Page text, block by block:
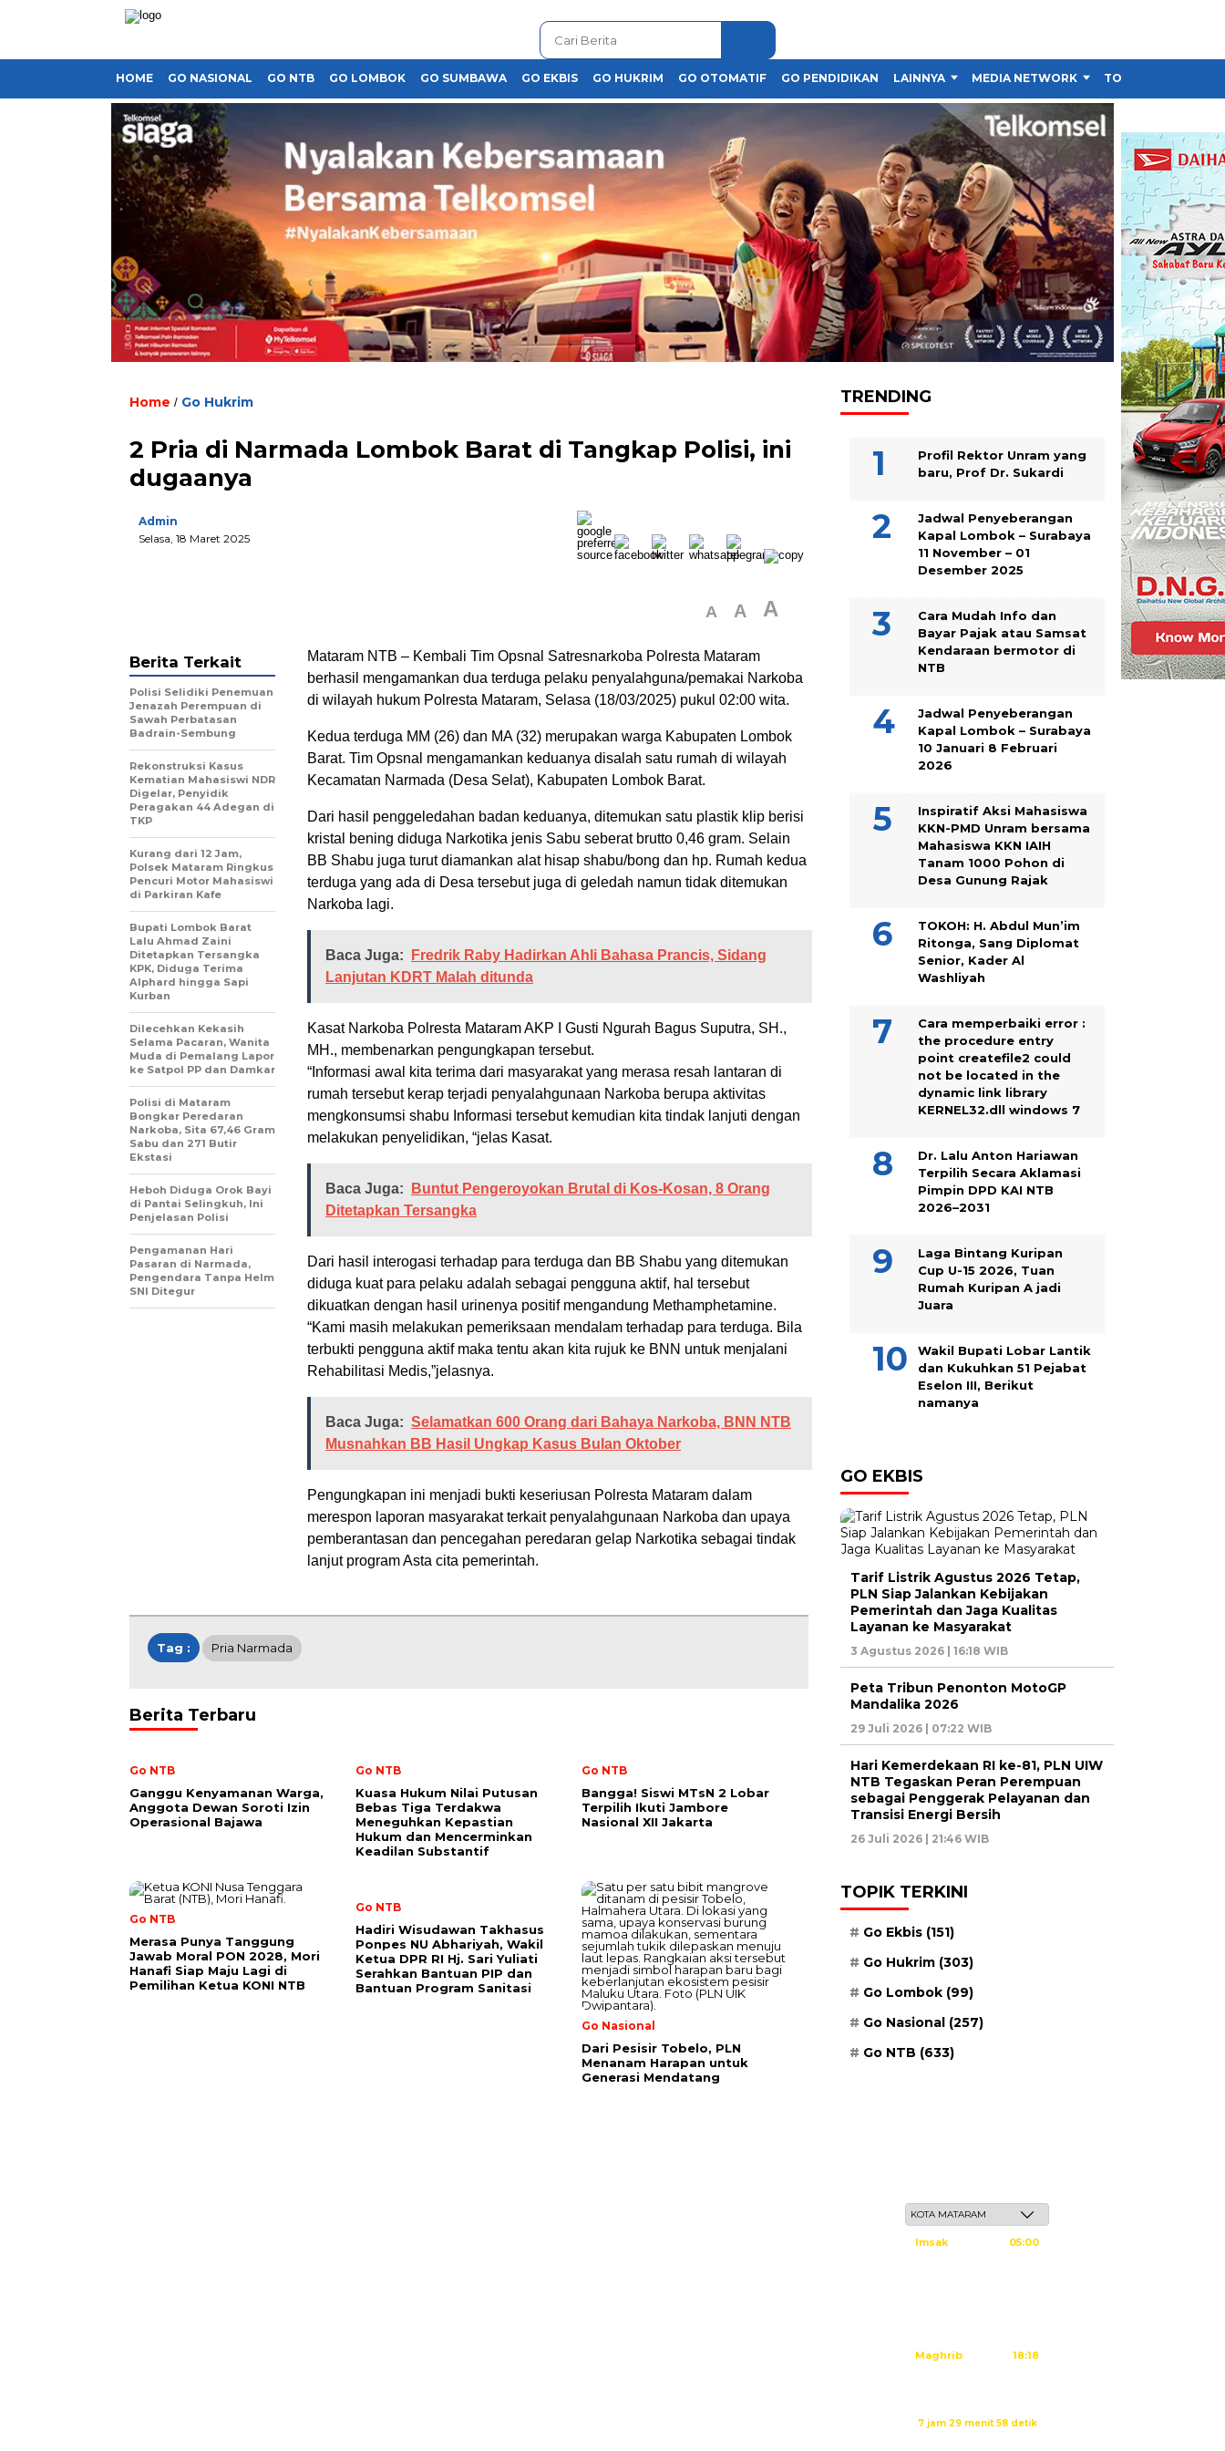
HOME GO NASIONAL GO NTB GO LOMBOK GO SUMBAWA GO EKBIS GO HUKRIM GO OTOMATIF GO PENDIDIKAN LAINNYA MEDIA NETWORK TOKO
Home / Go Hukrim
2 Pria di Narmada Lombok Barat di Tangkap Polisi, ini
dugaanya
Admin
Selasa, 18 Maret 2025
A A A
Mataram NTB – Kembali Tim Opsnal Satresnarkoba Polresta Mataram
berhasil mengamankan dua terduga pelaku penyalahguna/pemakai Narkoba
di wilayah hukum Polresta Mataram, Selasa (18/03/2025) pukul 02:00 wita.
Kedua terduga MM (26) dan MA (32) merupakan warga Kabupaten Lombok
Barat. Tim Opsnal mengamankan keduanya disalah satu rumah di wilayah
Kecamatan Narmada (Desa Selat), Kabupaten Lombok Barat.
Dari hasil penggeledahan badan keduanya, ditemukan satu plastik klip berisi
kristal bening diduga Narkotika jenis Sabu seberat brutto 0,46 gram. Selain
BB Shabu juga turut diamankan alat hisap shabu/bong dan hp. Rumah kedua
terduga yang ada di Desa tersebut juga di geledah namun tidak ditemukan
Narkoba lagi.
Baca Juga:
Fredrik Raby Hadirkan Ahli Bahasa Prancis, Sidang
Lanjutan KDRT Malah ditunda
Kasat Narkoba Polresta Mataram AKP I Gusti Ngurah Bagus Suputra, SH.,
MH., membenarkan pengungkapan tersebut.
“Informasi awal kita terima dari masyarakat yang merasa resah lantaran di
rumah tersebut kerap terjadi penyalahgunaan Narkoba berupa aktivitas
mengkonsumsi shabu Informasi tersebut kemudian kita tindak lanjuti dengan
melakukan penyelidikan, “jelas Kasat.
Baca Juga:
Buntut Pengeroyokan Brutal di Kos-Kosan, 8 Orang
Ditetapkan Tersangka
Dari hasil interogasi terhadap para terduga dan BB Shabu yang ditemukan
diduga kuat para pelaku adalah sebagai pengguna aktif, hal tersebut
dikuatkan dengan hasil urinenya positif mengandung Methamphetamine.
“Kami masih melakukan pemeriksaan mendalam terhadap para terduga. Bila
terbukti pengguna aktif maka tentu akan kita rujuk ke BNN untuk menjalani
Rehabilitasi Medis,”jelasnya.
Baca Juga: Selamatkan 600 Orang dari Bahaya Narkoba, BNN NTB
Musnahkan BB Hasil Ungkap Kasus Bulan Oktober
Pengungkapan ini menjadi bukti keseriusan Polresta Mataram dalam
merespon laporan masyarakat terkait penyalahgunaan Narkoba dan upaya
pemberantasan dan pencegahan peredaran gelap Narkotika sebagai tindak
lanjut program Asta cita pemerintah.
Berita Terkait
Polisi Selidiki Penemuan
Jenazah Perempuan di
Sawah Perbatasan
Badrain-Sembung
Rekonstruksi Kasus
Kematian Mahasiswi NDR
Digelar, Penyidik
Peragakan 44 Adegan di
TKP
Kurang dari 12 Jam,
Polsek Mataram Ringkus
Pencuri Motor Mahasiswi
di Parkiran Kafe
Bupati Lombok Barat
Lalu Ahmad Zaini
Ditetapkan Tersangka
KPK, Diduga Terima
Alphard hingga Sapi
Kurban
Dilecehkan Kekasih
Selama Pacaran, Wanita
Muda di Pemalang Lapor
ke Satpol PP dan Damkar
Polisi di Mataram
Bongkar Peredaran
Narkoba, Sita 67,46 Gram
Sabu dan 271 Butir
Ekstasi
Heboh Diduga Orok Bayi
di Pantai Selingkuh, Ini
Penjelasan Polisi
Pengamanan Hari
Pasaran di Narmada,
Pengendara Tanpa Helm
SNI Ditegur
Tag : Pria Narmada
Berita Terbaru
Go NTB
Ganggu Kenyamanan Warga,
Anggota Dewan Soroti Izin
Operasional Bajawa
Go NTB
Kuasa Hukum Nilai Putusan
Bebas Tiga Terdakwa
Meneguhkan Kepastian
Hukum dan Mencerminkan
Keadilan Substantif
Go NTB
Bangga! Siswi MTsN 2 Lobar
Terpilih Ikuti Jambore
Nasional XII Jakarta
Go NTB
Merasa Punya Tanggung
Jawab Moral PON 2028, Mori
Hanafi Siap Maju Lagi di
Pemilihan Ketua KONI NTB
Go NTB
Hadiri Wisudawan Takhasus
Ponpes NU Abhariyah, Wakil
Ketua DPR RI Hj. Sari Yuliati
Serahkan Bantuan PIP dan
Bantuan Program Sanitasi
Go Nasional
Dari Pesisir Tobelo, PLN
Menanam Harapan untuk
Generasi Mendatang
TRENDING
Profil Rektor Unram yang
baru, Prof Dr. Sukardi
Jadwal Penyeberangan
Kapal Lombok – Surabaya
11 November – 01
Desember 2025
Cara Mudah Info dan
Bayar Pajak atau Samsat
Kendaraan bermotor di
NTB
Jadwal Penyeberangan
Kapal Lombok – Surabaya
10 Januari 8 Februari
2026
Inspiratif Aksi Mahasiswa
KKN-PMD Unram bersama
Mahasiswa KKN IAIH
Tanam 1000 Pohon di
Desa Gunung Rajak
TOKOH: H. Abdul Mun’im
Ritonga, Sang Diplomat
Senior, Kader Al
Washliyah
Cara memperbaiki error :
the procedure entry
point createfile2 could
not be located in the
dynamic link library
KERNEL32.dll windows 7
Dr. Lalu Anton Hariawan
Terpilih Secara Aklamasi
Pimpin DPD KAI NTB
2026–2031
Laga Bintang Kuripan
Cup U-15 2026, Tuan
Rumah Kuripan A jadi
Juara
Wakil Bupati Lobar Lantik
dan Kukuhkan 51 Pejabat
Eselon III, Berikut
namanya
GO EKBIS
Tarif Listrik Agustus 2026 Tetap,
PLN Siap Jalankan Kebijakan
Pemerintah dan Jaga Kualitas
Layanan ke Masyarakat
3 Agustus 2026 | 16:18 WIB
Peta Tribun Penonton MotoGP
Mandalika 2026
29 Juli 2026 | 07:22 WIB
Hari Kemerdekaan RI ke-81, PLN UIW
NTB Tegaskan Peran Perempuan
sebagai Penggerak Pelayanan dan
Transisi Energi Bersih
26 Juli 2026 | 21:46 WIB
TOPIK TERKINI
Go Ekbis (151)
Go Hukrim (303)
Go Lombok (99)
Go Nasional (257)
Go NTB (633)
Imsak 05:00
Maghrib 18:18
7 jam 29 menit 57 detik